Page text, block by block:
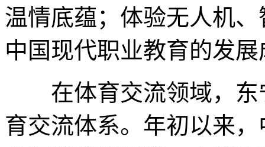
温情底蕴；体验无人机
中国现代职业教育的发
在体育交流领域，东
育交流体系。年初以来